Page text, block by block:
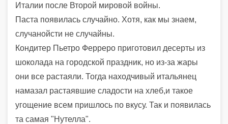
Италии после Второй мировой войны.
Паста появилась случайно. Хотя, как мы знаем,
случанойсти не случайны.
Кондитер Пьетро Ферреро приготовил десерты из
шоколада на городской праздник, но из-за жары
они все растаяли. Тогда находчивый итальянец
намазал растаявшие сладости на хлеб,и такое
угощение всем пришлось по вкусу. Так и появилась
та самая "Нутелла".